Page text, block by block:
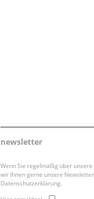
newsletter
Wenn Sie regelmäßig über
wir Ihnen gerne unsere
Datenschutzerklärung.